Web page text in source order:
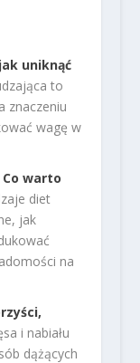
uniknąć
to
znaczeniu
wagę w
warto
diet
jak
na
i nabiału
dążących